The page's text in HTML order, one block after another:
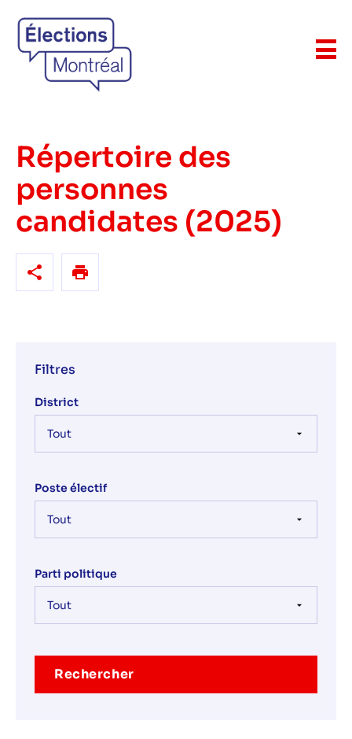
Répertoire des
personnes
candidates (2025)
Filtres
District
Poste électif
Parti politique
Rechercher